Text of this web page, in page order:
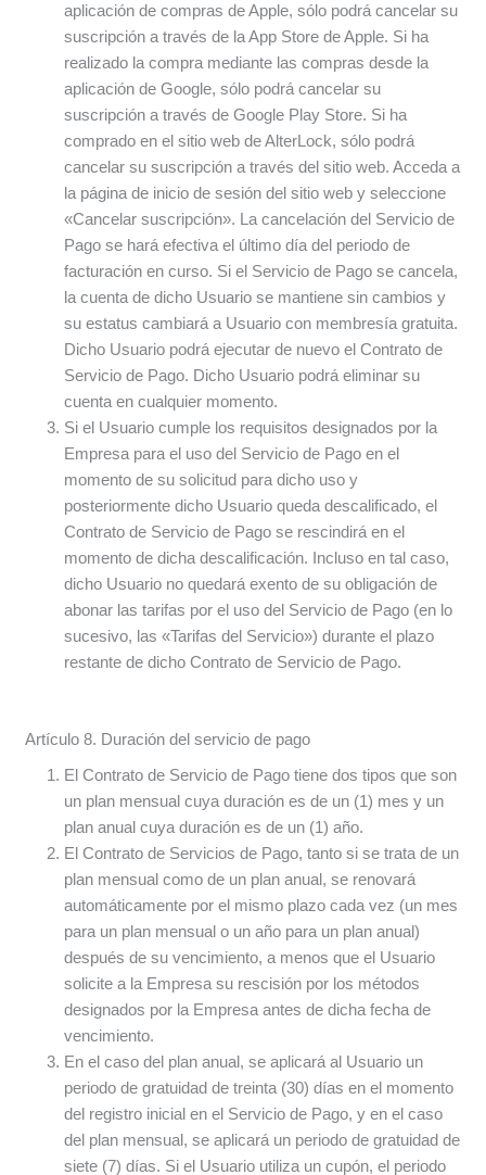
aplicación de compras de Apple, sólo podrá cancelar su
suscripción a través de la App Store de Apple. Si ha
realizado la compra mediante las compras desde la
aplicación de Google, sólo podrá cancelar su
suscripción a través de Google Play Store. Si ha
comprado en el sitio web de AlterLock, sólo podrá
cancelar su suscripción a través del sitio web. Acceda a
la página de inicio de sesión del sitio web y seleccione
«Cancelar suscripción». La cancelación del Servicio de
Pago se hará efectiva el último día del periodo de
facturación en curso. Si el Servicio de Pago se cancela,
la cuenta de dicho Usuario se mantiene sin cambios y
su estatus cambiará a Usuario con membresía gratuita.
Dicho Usuario podrá ejecutar de nuevo el Contrato de
Servicio de Pago. Dicho Usuario podrá eliminar su
cuenta en cualquier momento.
Si el Usuario cumple los requisitos designados por la
Empresa para el uso del Servicio de Pago en el
momento de su solicitud para dicho uso y
posteriormente dicho Usuario queda descalificado, el
Contrato de Servicio de Pago se rescindirá en el
momento de dicha descalificación. Incluso en tal caso,
dicho Usuario no quedará exento de su obligación de
abonar las tarifas por el uso del Servicio de Pago (en lo
sucesivo, las «Tarifas del Servicio») durante el plazo
restante de dicho Contrato de Servicio de Pago.
Artículo 8. Duración del servicio de pago
El Contrato de Servicio de Pago tiene dos tipos que son
un plan mensual cuya duración es de un (1) mes y un
plan anual cuya duración es de un (1) año.
El Contrato de Servicios de Pago, tanto si se trata de un
plan mensual como de un plan anual, se renovará
automáticamente por el mismo plazo cada vez (un mes
para un plan mensual o un año para un plan anual)
después de su vencimiento, a menos que el Usuario
solicite a la Empresa su rescisión por los métodos
designados por la Empresa antes de dicha fecha de
vencimiento.
En el caso del plan anual, se aplicará al Usuario un
periodo de gratuidad de treinta (30) días en el momento
del registro inicial en el Servicio de Pago, y en el caso
del plan mensual, se aplicará un periodo de gratuidad de
siete (7) días. Si el Usuario utiliza un cupón, el periodo